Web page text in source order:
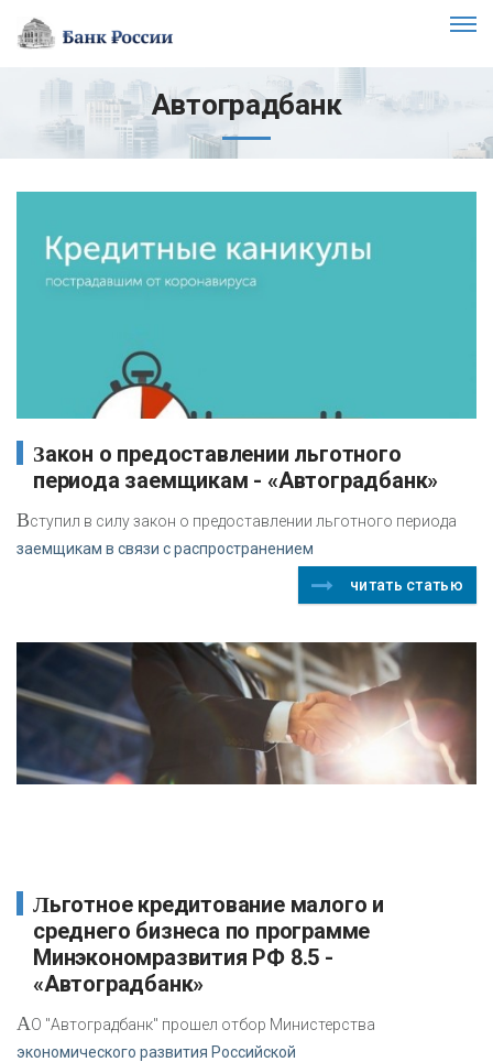
Автоградбанк
Закон о предоставлении льготного
периода заемщикам - «Автоградбанк»
Вступил в силу закон о предоставлении льготного периода
заемщикам в связи с распространением
читать статью
Льготное кредитование малого и
среднего бизнеса по программе
Минэкономразвития РФ 8.5 -
«Автоградбанк»
АО "Автоградбанк" прошел отбор Министерства
экономического развития Российской